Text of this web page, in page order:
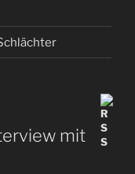
mit